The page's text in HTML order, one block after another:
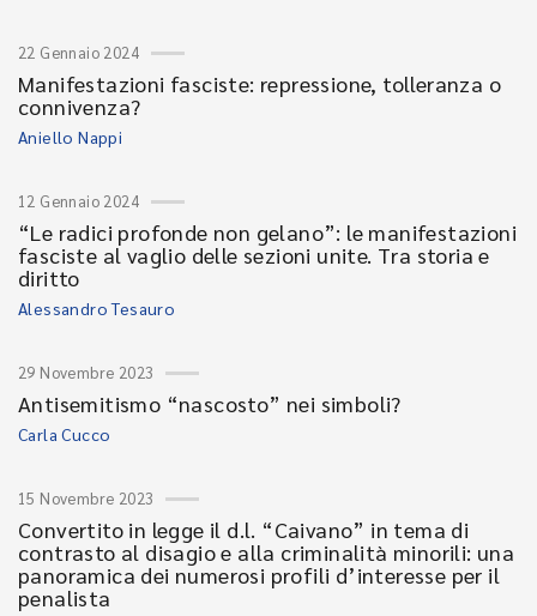
22 Gennaio 2024
Manifestazioni fasciste: repressione, tolleranza o
connivenza?
Aniello Nappi
12 Gennaio 2024
“Le radici profonde non gelano”: le manifestazioni
fasciste al vaglio delle sezioni unite. Tra storia e
diritto
Alessandro Tesauro
29 Novembre 2023
Antisemitismo “nascosto” nei simboli?
Carla Cucco
15 Novembre 2023
Convertito in legge il d.l. “Caivano” in tema di
contrasto al disagio e alla criminalità minorili: una
panoramica dei numerosi profili d’interesse per il
penalista